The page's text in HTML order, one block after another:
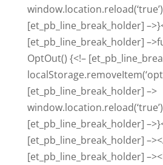
[et_pb_line_break_holder]
[et_pb_line_break_holder]
OptOut() {<!–
[et_pb_line_break_holder] –>
[et_pb_line_break_holder]
[et_pb_line_break_holder]
[et_pb_line_break_holder]